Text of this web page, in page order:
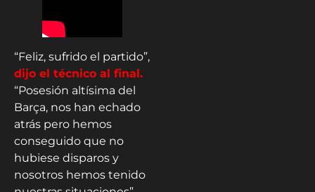
“Feliz, sufrido el partido”,
dijo el técnico al final.
“Posesión altísima del
Barça, nos han echado
atrás pero hemos
conseguido que no
hubiese disparos y
nosotros hemos tenido